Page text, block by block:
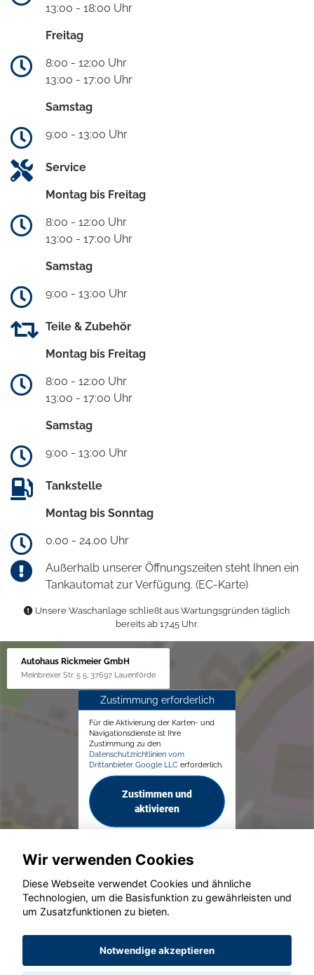
13:00 - 18:00 Uhr
Freitag
8:00 - 12:00 Uhr
13:00 - 17:00 Uhr
Samstag
9:00 - 13:00 Uhr
Service
Montag bis Freitag
8:00 - 12:00 Uhr
13:00 - 17:00 Uhr
Samstag
9:00 - 13:00 Uhr
Teile & Zubehör
Montag bis Freitag
8:00 - 12:00 Uhr
13:00 - 17:00 Uhr
Samstag
9:00 - 13:00 Uhr
Tankstelle
Montag bis Sonntag
0.00 - 24.00 Uhr
Außerhalb unserer Öffnungszeiten steht Ihnen ein
Tankautomat zur Verfügung. (EC-Karte)
Unsere Waschanlage schließt aus Wartungsgründen täglich
bereits ab 17.45 Uhr.
Autohaus Rickmeier GmbH
Meinbrexer Str. 5 5, 37697 Lauenförde
Zustimmung erforderlich
Für die Aktivierung der Karten- und
Navigationsdienste ist Ihre
Zustimmung zu den
Datenschutzrichtlinien vom
Drittanbieter Google LLC erforderlich.
Zustimmen und
aktivieren
© konjunkturmotor.de GmbH 2020 - 2026
Wir verwenden Cookies
Diese Webseite verwendet Cookies und ähnliche
Technologien, um die Basisfunktion zu gewährleisten und
um Zusatzfunktionen zu bieten.
Notwendige akzeptieren